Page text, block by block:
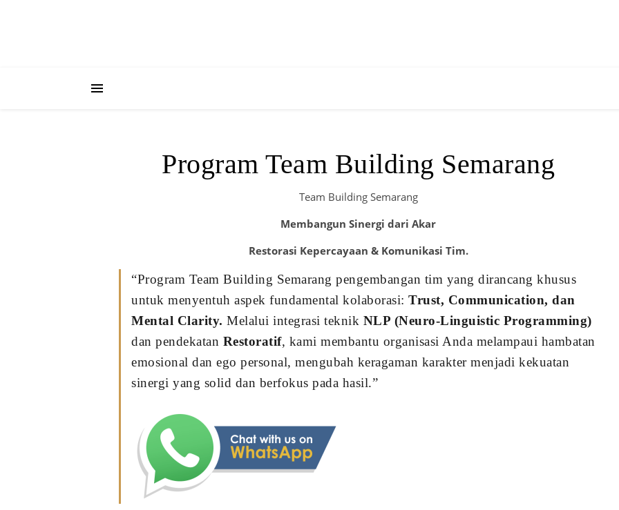
Program Team Building Semarang
Team Building Semarang
Membangun Sinergi dari Akar
Restorasi Kepercayaan & Komunikasi Tim.
“Program Team Building Semarang pengembangan tim yang dirancang khusus
untuk menyentuh aspek fundamental kolaborasi: Trust, Communication, dan
Mental Clarity. Melalui integrasi teknik NLP (Neuro-Linguistic Programming)
dan pendekatan Restoratif, kami membantu organisasi Anda melampaui hambatan
emosional dan ego personal, mengubah keragaman karakter menjadi kekuatan
sinergi yang solid dan berfokus pada hasil.”